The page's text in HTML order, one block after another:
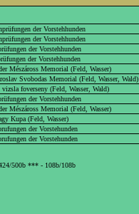
der Vorstehhunden
der Vorstehhunden
der Vorstehhunden
der Vorstehhunden
Mészáross Memorial (Feld, Wasser)
Svobodas Memorial (Feld, Wasser, Wald)
foverseny (Feld, Wasser, Wald)
der Vorstehhunden
Mészáross Memorial (Feld, Wasser)
Kupa (Feld, Wasser)
der Vorstehunden
der Vorstehunden
500b *** - 108b/108b